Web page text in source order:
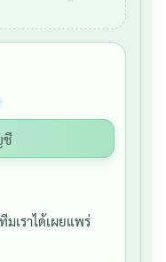
ชี
เราได้เผยแพร่